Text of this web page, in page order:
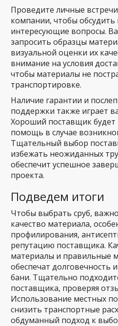
Проведите личные
компании, чтобы обсудить
интересующие вопросы.
запросить образцы
визуальной оценки их
внимание на условия
чтобы материалы не
транспортировке.
Наличие гарантии и
поддержки также играет
Хороший поставщик будет
помощь в случае
Тщательный выбор
избежать неожиданных
обеспечит успешное
проекта.
Подведем итоги
Чтобы выбрать сруб,
качество материала,
профилирования,
репутацию поставщика.
материалы и правильные
обеспечат долговечность
бани. Тщательно
поставщика, проверяя
Использование местных
снизить транспортные
обдуманный подход к